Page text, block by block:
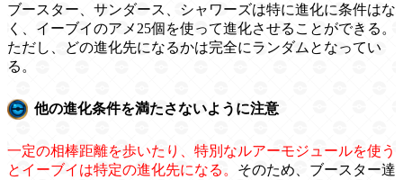
ブースター、サンダース、シャワーズは特に進化に条件はな
く、イーブイのアメ25個を使って進化させることができる。
ただし、どの進化先になるかは完全にランダムとなってい
る。
他の進化条件を満たさないように注意
一定の相棒距離を歩いたり、特別なルアーモジュールを使う
とイーブイは特定の進化先になる。 そのため、ブースター達